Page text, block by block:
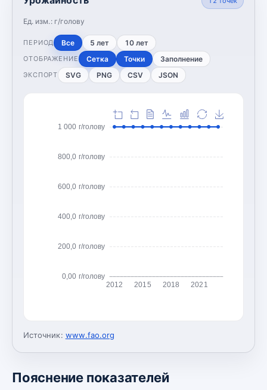
Ед. изм.: г/голову
ПЕРИОД Все 5 лет 10 лет
ОТОБРАЖЕНИЕ Сетка Точки Заполнение
ЭКСПОРТ SVG PNG CSV JSON
0,00 г/голову
200,0 г/голову
400,0 г/голову
600,0 г/голову
800,0 г/голову
1 000 г/голову
2012 2015 2018 2021
Источник: www.fao.org
Пояснение показателей